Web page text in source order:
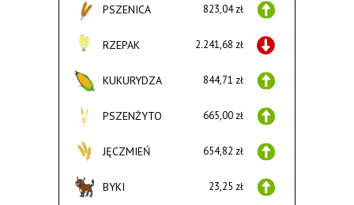
PSZENICA 823,04 zł
RZEPAK 2.241,68 zł
KUKURYDZA 844,71 zł
PSZENŻYTO 665,00 zł
JĘCZMIEŃ 654,82 zł
BYKI 23,25 zł